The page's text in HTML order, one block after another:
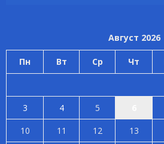
Август 2026
Пн Вт Ср Чт
3
4 5
10
11 12 13